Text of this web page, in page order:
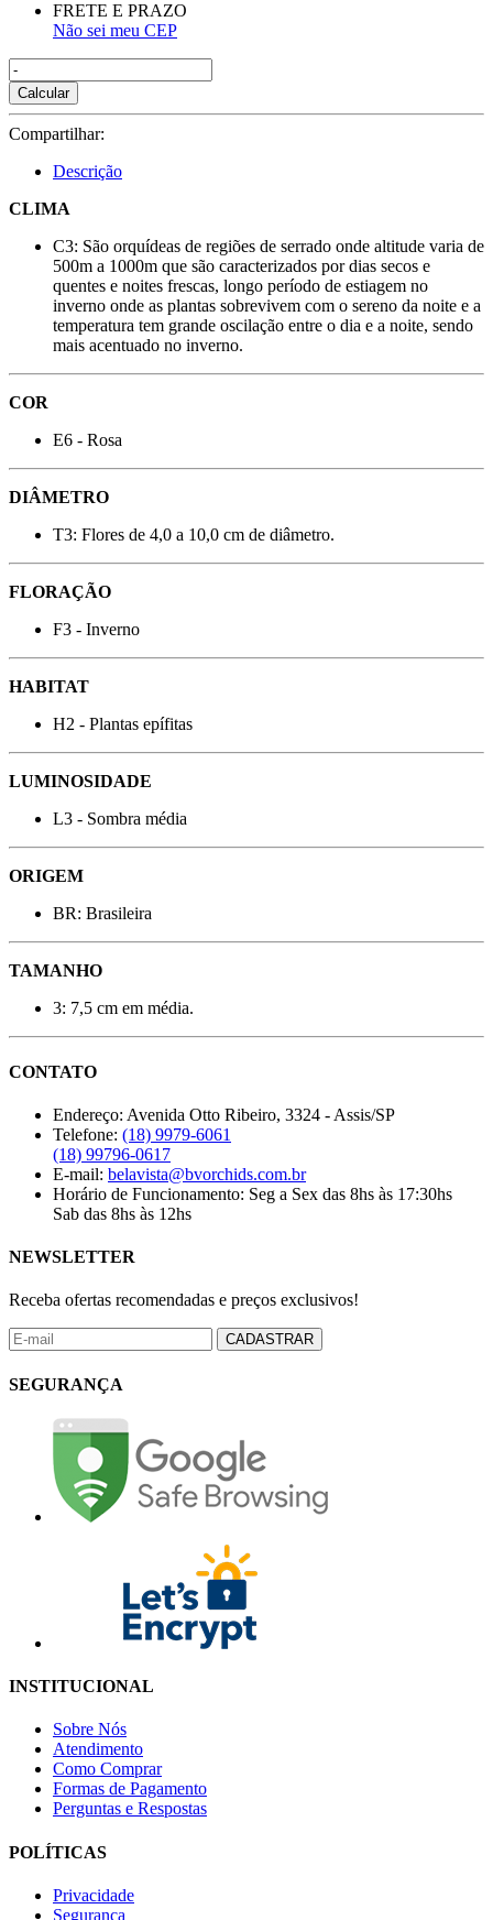
FRETE E PRAZO
Não sei meu CEP
Calcular
Compartilhar:
Descrição
CLIMA
C3: São orquídeas de regiões de serrado onde altitude varia de
500m a 1000m que são caracterizados por dias secos e
quentes e noites frescas, longo período de estiagem no
inverno onde as plantas sobrevivem com o sereno da noite e a
temperatura tem grande oscilação entre o dia e a noite, sendo
mais acentuado no inverno.
COR
E6 - Rosa
DIÂMETRO
T3: Flores de 4,0 a 10,0 cm de diâmetro.
FLORAÇÃO
F3 - Inverno
HABITAT
H2 - Plantas epífitas
LUMINOSIDADE
L3 - Sombra média
ORIGEM
BR: Brasileira
TAMANHO
3: 7,5 cm em média.
CONTATO
Endereço: Avenida Otto Ribeiro, 3324 - Assis/SP
Telefone: (18) 9979-6061
(18) 99796-0617
E-mail: belavista@bvorchids.com.br
Horário de Funcionamento: Seg a Sex das 8hs às 17:30hs
Sab das 8hs às 12hs
NEWSLETTER
Receba ofertas recomendadas e preços exclusivos!
CADASTRAR
SEGURANÇA
INSTITUCIONAL
Sobre Nós
Atendimento
Como Comprar
Formas de Pagamento
Perguntas e Respostas
POLÍTICAS
Privacidade
Segurança